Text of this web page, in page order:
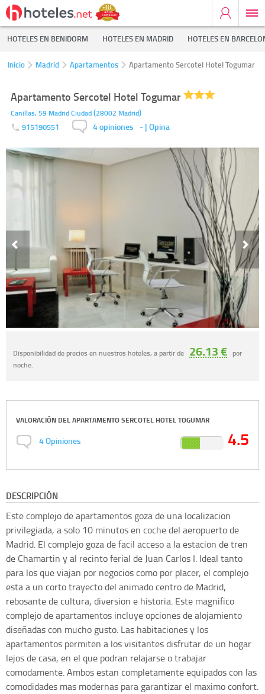
HOTELES EN BENIDORM HOTELES EN MADRID HOTELES EN
Inicio Madrid Apartamentos Apartamento Sercotel Hotel Togumar
Apartamento Sercotel Hotel Togumar
Canillas, 59 Madrid Ciudad(28002 Madrid)
915190551 4 opiniones - | Opina
Disponibilidad de precios en nuestros hoteles, a partir de 26.13 € por
noche.
VALORACIÓN DELAPARTAMENTO SERCOTEL HOTEL TOGUMAR
4Opiniones 4.5
DESCRIPCIÓN
Este complejo de apartamentos goza de una localizacion
privilegiada, a solo 10 minutos en coche del aeropuerto de
Madrid. El complejo goza de facil acceso a la estacion de tren
de Chamartin y al recinto ferial de Juan Carlos I. Ideal tanto
para los que viajan por negocios como por placer, el complejo
esta a un corto trayecto del animado centro de Madrid,
rebosante de cultura, diversion e historia. Este magnifico
complejo de apartamentos incluye opciones de alojamiento
diseñadas con mucho gusto. Las habitaciones y los
apartamentos permiten a los visitantes disfrutar de un hogar
lejos de casa, en el que podran relajarse o trabajar
comodamente. Ambos estan completamente equipados con las
comodidades mas modernas para garantizar el maximo confort.